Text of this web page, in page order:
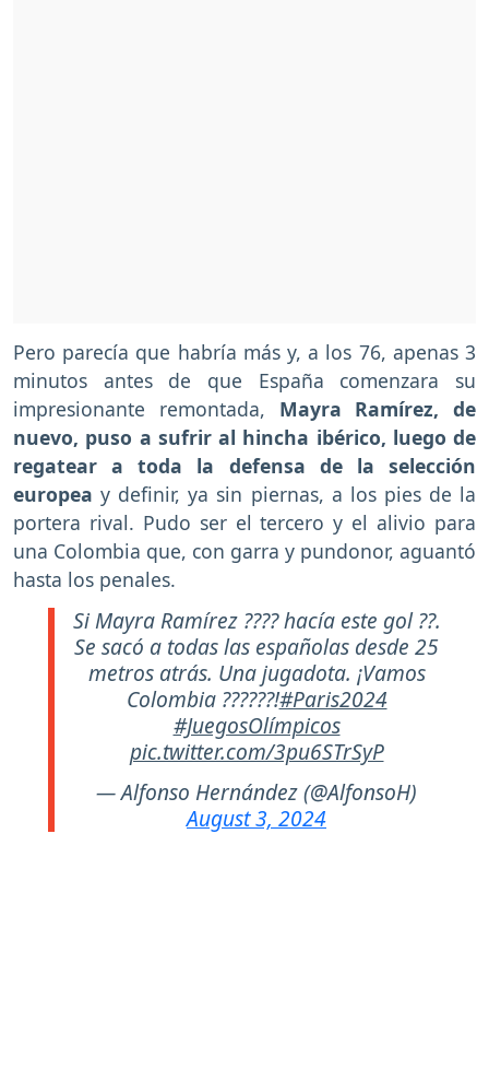
Pero parecía que habría más y, a los 76, apenas 3
minutos antes de que España comenzara su
impresionante remontada, Mayra Ramírez, de
nuevo, puso a sufrir al hincha ibérico, luego de
regatear a toda la defensa de la selección
europea y definir, ya sin piernas, a los pies de la
portera rival. Pudo ser el tercero y el alivio para
una Colombia que, con garra y pundonor, aguantó
hasta los penales.
Si Mayra Ramírez ???? hacía este gol ??.
Se sacó a todas las españolas desde 25
metros atrás. Una jugadota. ¡Vamos
Colombia ??????!#Paris2024
#JuegosOlímpicos
pic.twitter.com/3pu6STrSyP
— Alfonso Hernández (@AlfonsoH)
August 3, 2024